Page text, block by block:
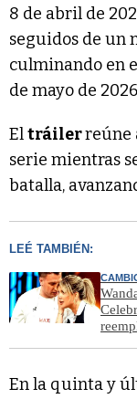
8 de abril de
seguidos de un
culminando en
de mayo de
Eltráilerreúne
serie mientras
batalla,
LEÉ TAMBIÉN:
En la quinta y